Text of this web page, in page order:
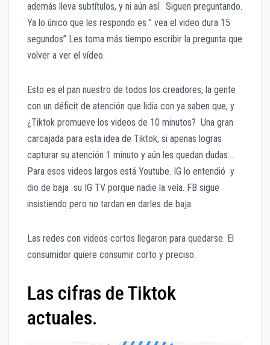
además lleva subtítulos, y ni aún así. Siguen preguntando.
Ya lo único que les respondo es ” vea el video dura 15
segundos” Les toma más tiempo escribir la pregunta que
volver a ver el vídeo.
Esto es el pan nuestro de todos los creadores, la gente
con un déficit de atención que lidia con ya saben que, y
¿Tiktok promueve los videos de 10 minutos? Una gran
carcajada para esta idea de Tiktok, si apenas logras
capturar su atención 1 minuto y aún les quedan dudas….
Para esos videos largos está Youtube. IG lo entendió y
dio de baja su IG TV porque nadie la veía. FB sigue
insistiendo pero no tardan en darles de baja.
Las redes con videos cortos llegaron para quedarse. El
consumidor quiere consumir corto y preciso.
Las cifras de Tiktok
actuales.